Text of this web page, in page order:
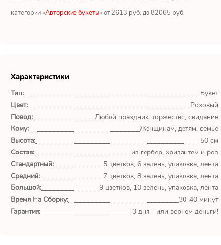
обл.
Спасибо сервису Flor-
world.ru, очень рада что
выбрала Вас. Букет
Тымовское,
Сахалинская
обл.
категории «Авторские букеты» от 2613 руб. до 82065 руб.
Характеристики
Тип:
Букет
Цвет:
Розовый
Повод:
Любой праздник, торжество, свидание
Кому:
Женщинам, детям, семье
Высота:
50 см
Состав:
из гербер, хризантем и роз
Стандартный:
5 цветков, 6 зелень, упаковка, лента
Средний:
7 цветков, 8 зелень, упаковка, лента
Большой:
9 цветков, 10 зелень, упаковка, лента
Время На Сборку:
30-40 минут
Гарантия:
3 дня - или вернем деньги!